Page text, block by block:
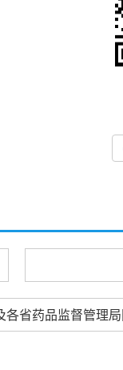
各省药品监督管理